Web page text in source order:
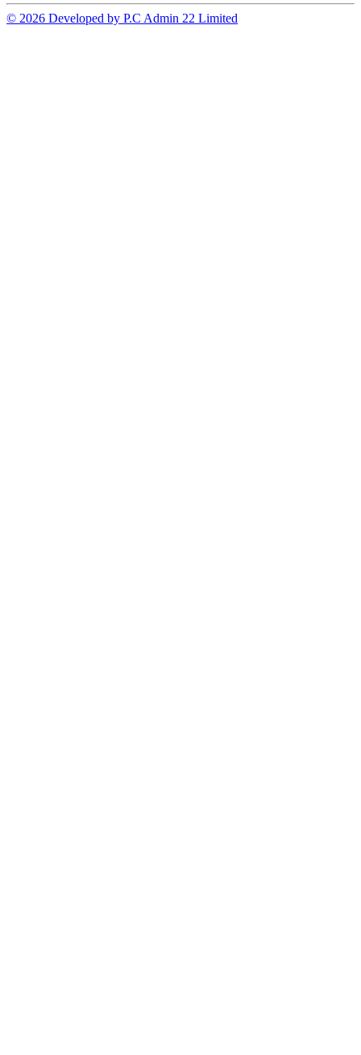
© 2026 Developed by P.C Admin 22 Limited